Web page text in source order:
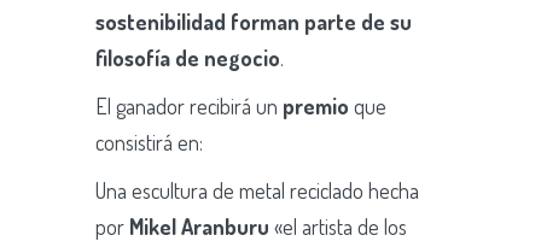
sostenibilidad forman parte de su
filosofía de negocio.
El ganador recibirá un premio que
consistirá en:
Una escultura de metal reciclado hecha
por Mikel Aranburu «el artista de los